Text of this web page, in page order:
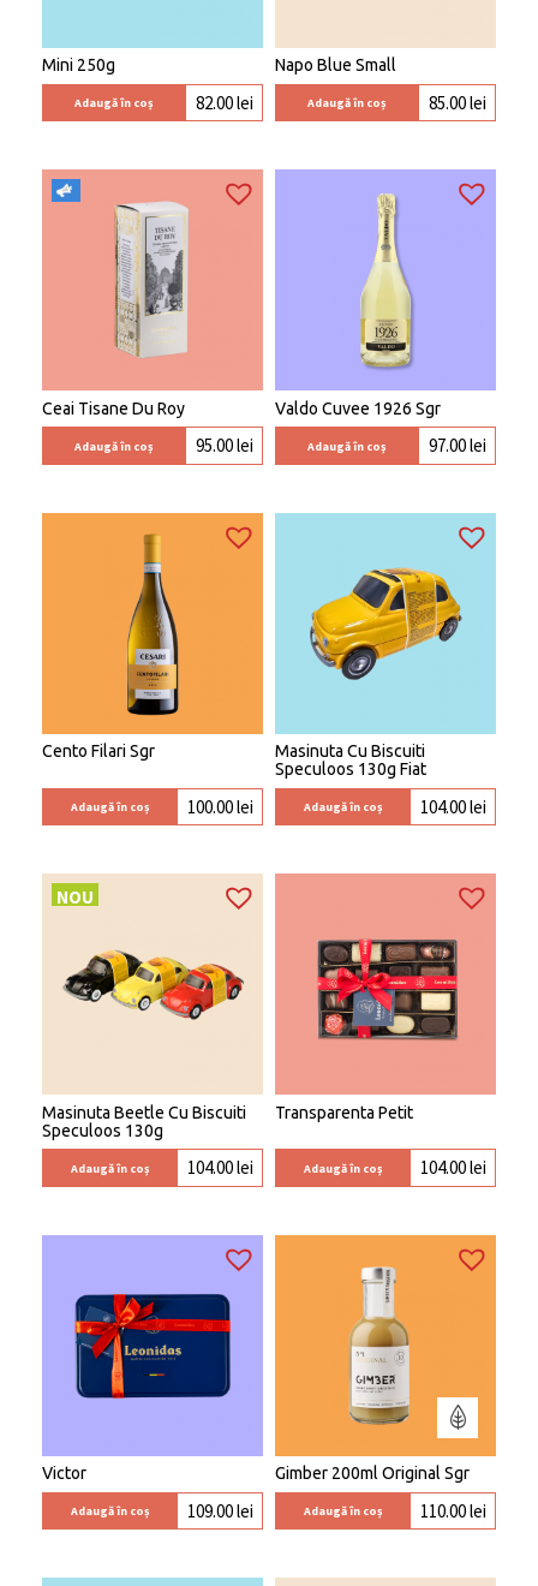
Mini 250g
Adaugă în coș 82.00lei
Napo Blue Small
Adaugă în coș 85.00lei
Ceai Tisane Du Roy
Adaugă în coș 95.00lei
Valdo Cuvee 1926 Sgr
Adaugă în coș 97.00lei
Cento Filari Sgr
Adaugă în coș 100.00lei
Masinuta Cu Biscuiti
Speculoos 130g Fiat
Adaugă în coș 104.00lei
NOU
Masinuta Beetle Cu Biscuiti
Speculoos 130g
Adaugă în coș 104.00lei
Transparenta Petit
Adaugă în coș 104.00lei
Victor
Adaugă în coș 109.00lei
Gimber 200ml Original Sgr
Adaugă în coș 110.00lei